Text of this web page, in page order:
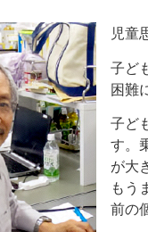
児童
子ど
困難
子ど
す。
が大
もう
前の